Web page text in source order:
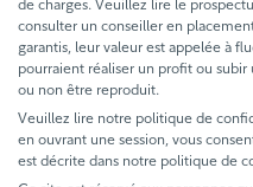
de charges. Veuillez lire le
consulter un conseiller en
garantis, leur valeur est appelée à
pourraient réaliser un profit ou
ou non être reproduit.
Veuillez lire notre politique de
en ouvrant une session, vous
est décrite dans notre politique de